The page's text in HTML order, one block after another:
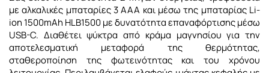
με αλκαλικές μπαταρίες 3 ΑΑΑ και μέσω της μπαταρίας Li-
ion 1500mAh HLB1500 με δυνατότητα επαναφόρτισης μέσω
USB-C. Διαθέτει ψύκτρα από κράμα μαγνησίου για την
αποτελεσματική μεταφορά της θερμότητας,
σταθεροποίηση της φωτεινότητας και του χρόνου